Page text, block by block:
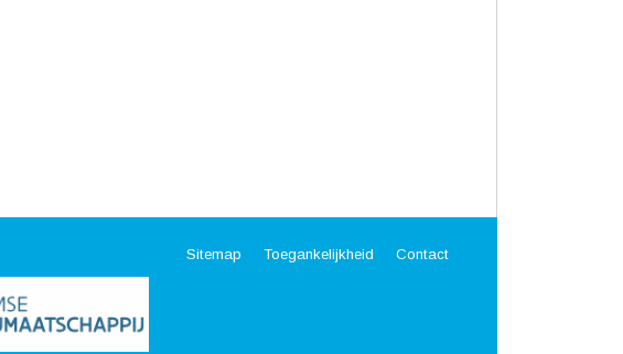
Sitemap Toegankelijkheid Contact